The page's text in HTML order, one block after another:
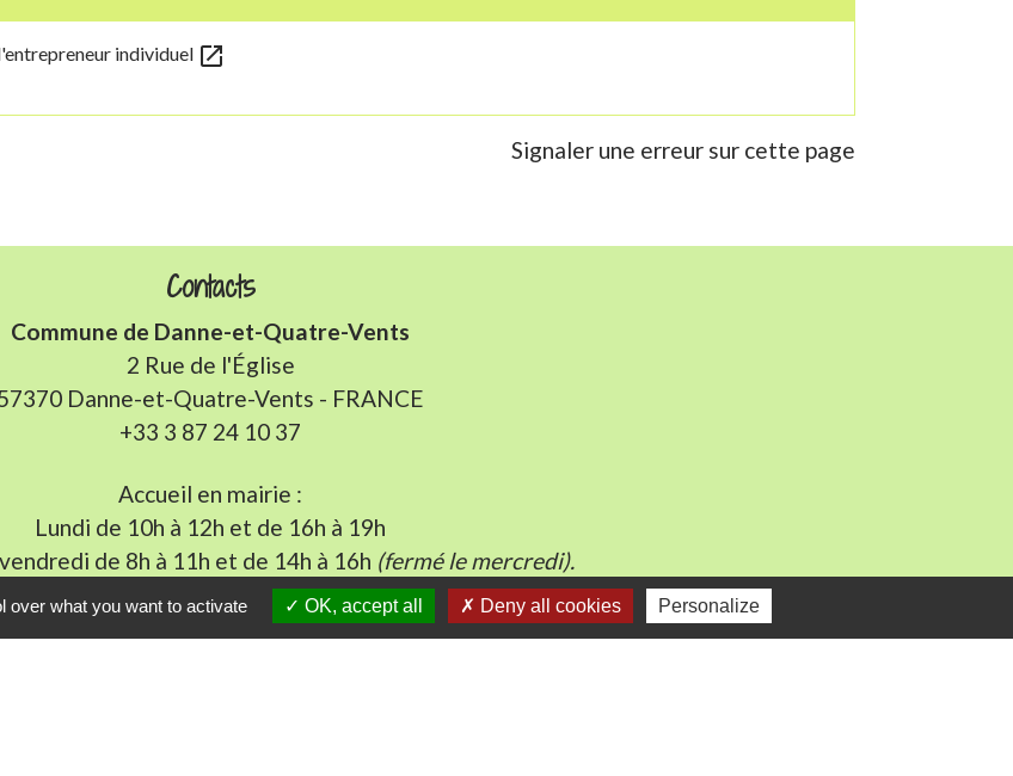
individuel open_in_new
Signaler une erreur sur cette page
Contacts
Commune de Danne-et-Quatre-Vents
2 Rue de l'Église
Danne-et-Quatre-Vents - FRANCE
+33 3 87 24 10 37
Accueil en mairie :
Lundi de 10h à 12h et de 16h à 19h
de 8h à 11h et de 14h à 16h (fermé le mercredi).
E-mail : mairie.danne-4-vents.57@orange.fr
over what you want to activate OK, accept all Deny all cookies Personalize